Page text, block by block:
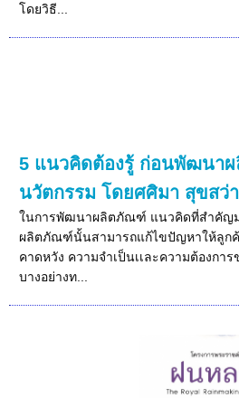
โดยวิธี...
5 แนวคิดต้องรู้ ก่อนพัฒนา
นวัตกรรม โดยศศิมา สุขสว่
ในการพัฒนาผลิตภัณฑ์ แนวคิดที่สำคัญ
ผลิตภัณฑ์นั้นสามารถแก้ไขปัญหาให้ลูก
คาดหวัง ความจำเป็นเเละความต้องกา
บางอย่างท...